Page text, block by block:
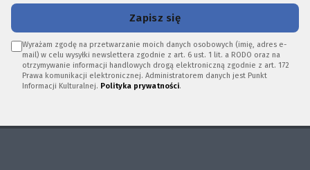
Zapisz się
Wyrażam zgodę na przetwarzanie moich danych osobowych (imię, adres e-
mail) w celu wysyłki newslettera zgodnie z art. 6 ust. 1 lit. a RODO oraz na
otrzymywanie informacji handlowych drogą elektroniczną zgodnie z art. 172
Prawa komunikacji elektronicznej. Administratorem danych jest Punkt
Informacji Kulturalnej. Polityka prywatności.